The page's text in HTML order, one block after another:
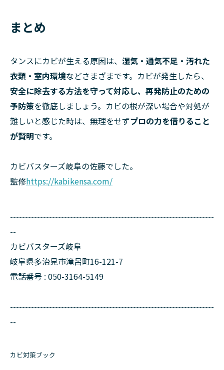
まとめ
タンスにカビが生える原因は、 湿気・通気不足・汚れた
衣類・室内環境などさまざまです。カビが発生したら、
安全に除去する方法を守って対応し、再発防止のための
予防策を徹底しましょう。カビの根が深い場合や対処が
難しいと感じた時は、無理をせずプロの力を借りること
が賢明です。
カビバスターズ岐阜の佐藤でした。
監修https://kabikensa.com/
--------------------------------------------------------------------
--
カビバスターズ岐阜
岐阜県多治見市滝呂町16-121-7
電話番号 : 050-3164-5149
--------------------------------------------------------------------
--
カビ対策ブック